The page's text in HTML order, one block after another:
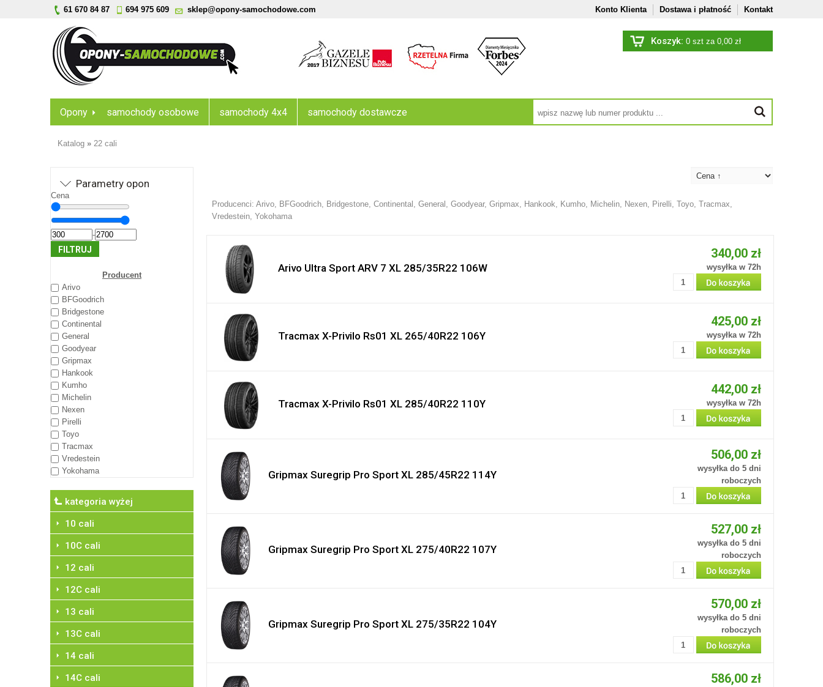
61 670 84 87 694 975 609 sklep@opony-samochodowe.com Konto Klienta Dostawa i płatność Kontakt
Koszyk: 0 szt za 0,00 zł
Opony samochody osobowe samochody 4x4 samochody dostawcze
Katalog » 22 cali
Parametry opon
Cena
-
Producent
Arivo
BFGoodrich
Bridgestone
Continental
General
Goodyear
Gripmax
Hankook
Kumho
Michelin
Nexen
Pirelli
Toyo
Tracmax
Vredestein
Yokohama
10 cali
10C cali
12 cali
12C cali
13 cali
13C cali
14 cali
14C cali
Producenci:Arivo, BFGoodrich, Bridgestone,Continental ,General ,Goodyear,Gripmax, Hankook, Kumho, Michelin, Nexen, Pirelli,Toyo,Tracmax,
Vredestein,Yokohama
Arivo Ultra Sport ARV 7 XL 285/35R22 106W
340,00 zł
wysyłka w 72h
Tracmax X-Privilo Rs01 XL 265/40R22 106Y
425,00 zł
wysyłka w 72h
Tracmax X-Privilo Rs01 XL 285/40R22 110Y
442,00 zł
wysyłka w 72h
Gripmax Suregrip Pro Sport XL 285/45R22 114Y
506,00 zł
wysyłka do 5 dni
roboczych
Gripmax Suregrip Pro Sport XL 275/40R22 107Y
527,00 zł
wysyłka do 5 dni
roboczych
Gripmax Suregrip Pro Sport XL 275/35R22 104Y
570,00 zł
wysyłka do 5 dni
roboczych
586,00 zł